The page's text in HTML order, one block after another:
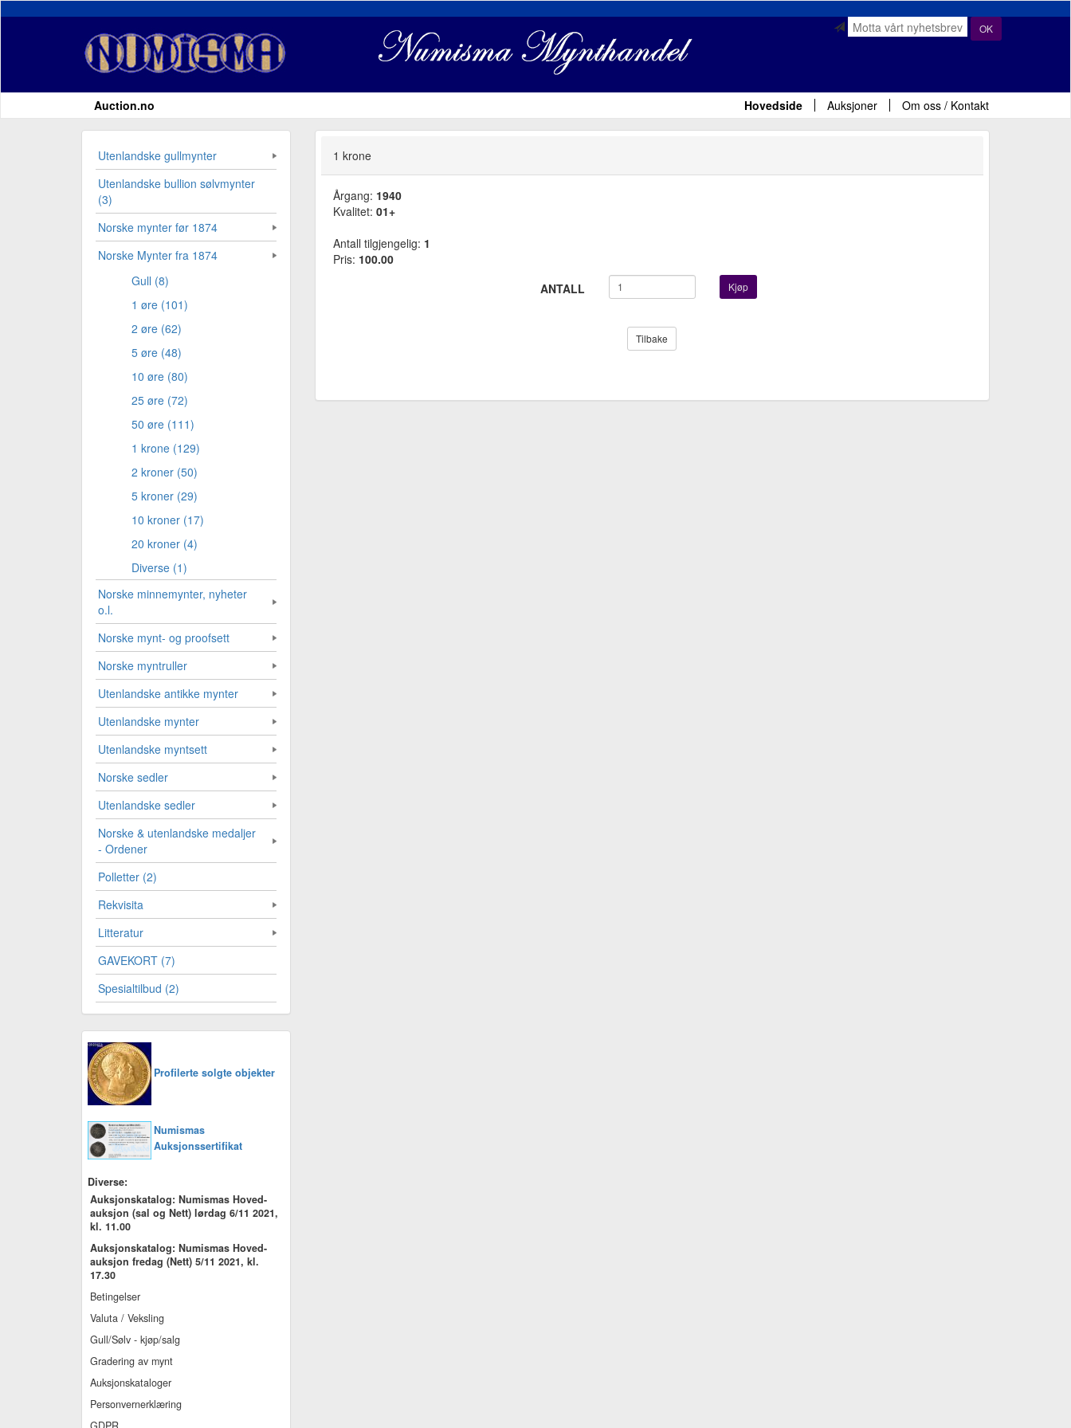
OK
Auction.no Hovedside Auksjoner Om oss / Kontakt
Utenlandske gullmynter
Utenlandske bullion sølvmynter
(3)
Norske mynter før 1874
Norske Mynter fra 1874
Gull (8)
1 øre (101)
2 øre (62)
5 øre (48)
10 øre (80)
25 øre (72)
50 øre (111)
1 krone (129)
2 kroner (50)
5 kroner (29)
10 kroner (17)
20 kroner (4)
Diverse (1)
Norske minnemynter, nyheter
o.l.
Norske mynt- og proofsett
Norske myntruller
Utenlandske antikke mynter
Utenlandske mynter
Utenlandske myntsett
Norske sedler
Utenlandske sedler
Norske & utenlandske medaljer
- Ordener
Polletter (2)
Rekvisita
Litteratur
GAVEKORT (7)
Spesialtilbud (2)
Profilerte solgte objekter
Numismas
Auksjonssertifikat
Diverse:
Auksjonskatalog: Numismas Hoved-
auksjon (sal og Nett) lørdag 6/11 2021,
kl. 11.00
Auksjonskatalog: Numismas Hoved-
auksjon fredag (Nett) 5/11 2021, kl.
17.30
Betingelser
Valuta / Veksling
Gull/Sølv - kjøp/salg
Gradering av mynt
Auksjonskataloger
Personvernerklæring
1 krone
Årgang: 1940
Kvalitet: 01+
Antall tilgjengelig: 1
Pris: 100.00
ANTALL
Kjøp
Tilbake